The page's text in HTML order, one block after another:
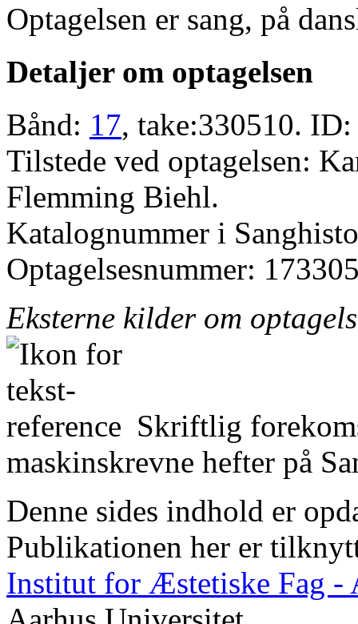
Optagelsen er sang, på
Detaljer om optagelsen
Bånd: 17, take:330510.
Tilstede ved optagelsen:
Flemming Biehl.
Katalognummer i
Optagelsesnummer:
Eksterne kilder om
Skriftlig
maskinskrevne hefter på
Denne sides indhold er
Publikationen her er
Institut for Æstetiske Fag -